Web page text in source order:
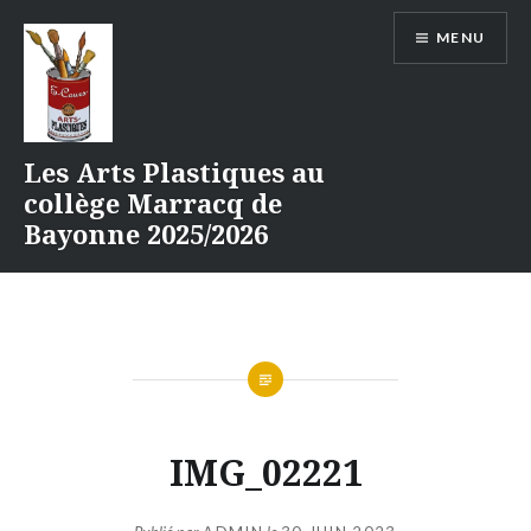
contenu
Les Arts Plastiques au
collège Marracq de
Bayonne 2025/2026
MENU
IMG_02221